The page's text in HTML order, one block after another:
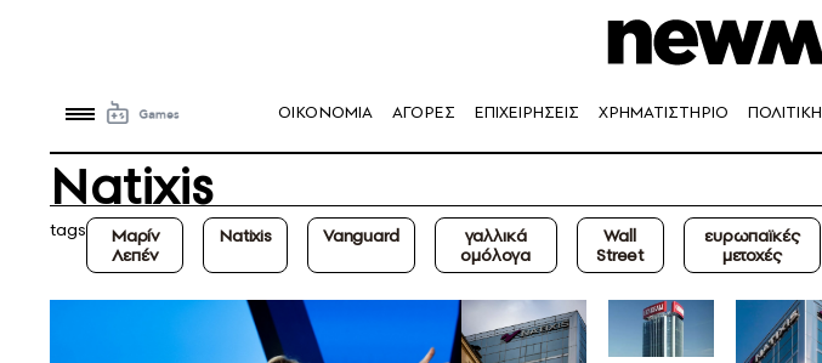
OIKONOMIA ΑΓΟΡΕΣ ΕΠΙΧΕΙΡΗΣΕΙΣ ΧΡΗΜΑΤΙΣΤΗΡΙΟ ΠΟΛΙΤΙΚΗ
Natixis
tags
Μαρίν
Λεπέν
Natixis Vanguard
γαλλικά
ομόλογα
Wall
Street
ευρωπαϊκές
μετοχές